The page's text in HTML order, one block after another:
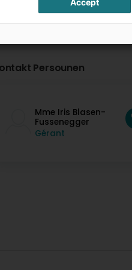
Persounen
Mme Iris Blasen-
Fussenegger
Gérant
Accept